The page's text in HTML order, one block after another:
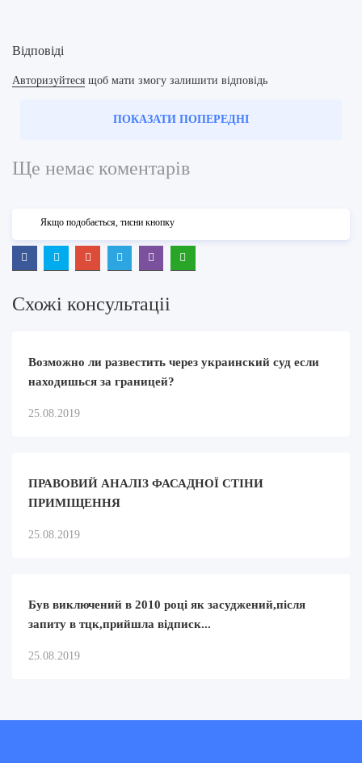
Відповіді
Авторизуйтеся щоб мати змогу залишити відповідь
ПОКАЗАТИ ПОПЕРЕДНІ
Ще немає коментарів
Якщо подобається, тисни кнопку
Схожi консультацii
Возможно ли развестить через украинский суд если
находишься за границей?
25.08.2019
ПРАВОВИЙ АНАЛІЗ ФАСАДНОЇ СТІНИ
ПРИМІЩЕННЯ
25.08.2019
Був виключений в 2010 році як засуджений,після
запиту в тцк,прийшла відписк...
25.08.2019